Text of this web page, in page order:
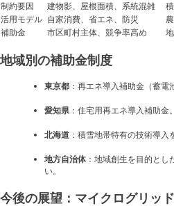
制約要因
建物影、屋根面積、系統混雑
活用モデル 自家消費、省エネ、防災
補助金
市区町村主体、競争率高め
地域別の補助金制度
東京都：再エネ導入補助金（蓄電
愛知県：住宅用再エネ導入補助金。
北海道：積雪地帯特有の技術導入
地方自治体：地域創生を目的とし
い。
今後の展望：マイクログリッ